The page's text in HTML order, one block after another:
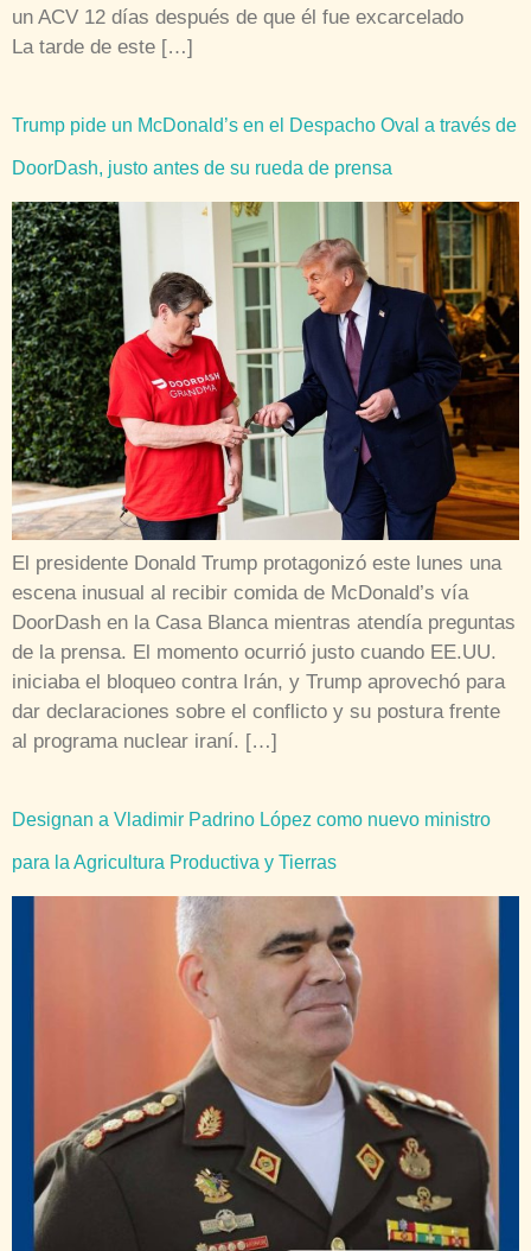
un ACV 12 días después de que él fue excarcelado
La tarde de este […]
Trump pide un McDonald’s en el Despacho Oval a través de
DoorDash, justo antes de su rueda de prensa
El presidente Donald Trump protagonizó este lunes una
escena inusual al recibir comida de McDonald’s vía
DoorDash en la Casa Blanca mientras atendía preguntas
de la prensa. El momento ocurrió justo cuando EE.UU.
iniciaba el bloqueo contra Irán, y Trump aprovechó para
dar declaraciones sobre el conflicto y su postura frente
al programa nuclear iraní. […]
Designan a Vladimir Padrino López como nuevo ministro
para la Agricultura Productiva y Tierras